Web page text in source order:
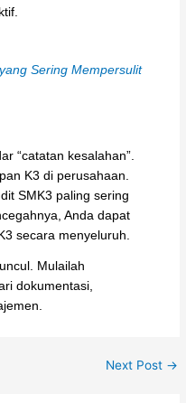
Sering Mempersulit
“catatan kesalahan”.
K3 di perusahaan.
SMK3 paling sering
Anda dapat
secara menyeluruh.
Mulailah
dokumentasi,
Next Post →